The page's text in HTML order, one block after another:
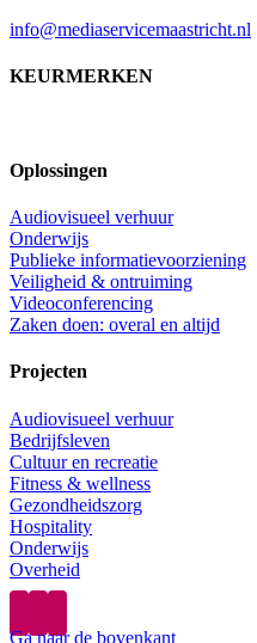
info@mediaservicemaastricht.nl
KEURMERKEN
Oplossingen
Audiovisueel verhuur
Onderwijs
Publieke informatievoorziening
Veiligheid & ontruiming
Videoconferencing
Zaken doen: overal en altijd
Projecten
Audiovisueel verhuur
Bedrijfsleven
Cultuur en recreatie
Fitness & wellness
Gezondheidszorg
Hospitality
Onderwijs
Overheid
Ga naar de bovenkant